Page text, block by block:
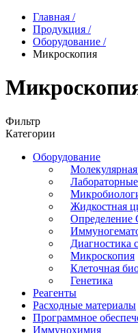
Главная /
Продукция /
Оборудование /
Микроскопия
Фильтр
Категории
Оборудование
Жидкостная
Диагностика
Микроскопия
Клеточная
Генетика
Реагенты
Расходные материалы
Программное
Иммунохимия